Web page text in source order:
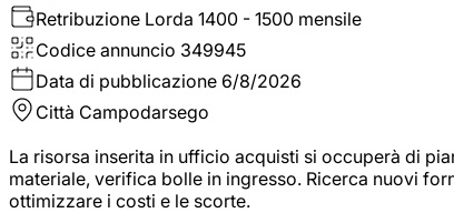
Retribuzione Lorda 1400 - 1500 mensile
Codice annuncio 349945
Data di pubblicazione 6/8/2026
Città Campodarsego
La risorsa inserita in ufficio acquisti si occuperà di
materiale, verifica bolle in ingresso. Ricerca nuovi
ottimizzare i costi e le scorte.